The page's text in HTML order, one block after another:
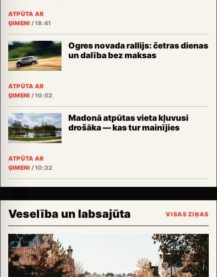
ATPŪTA AR
ĢIMENI /18:41
Ogres novada rallijs: četras dienas
un dalība bez maksas
ATPŪTA AR
ĢIMENI /10:52
Madonā atpūtas vieta kļuvusi
drošāka — kas tur mainījies
ATPŪTA AR
ĢIMENI /10:22
Veselība un labsajūta VISAS ZIŅAS